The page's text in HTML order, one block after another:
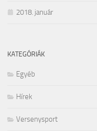
2018. január
KATEGÓRIÁK
Egyéb
Hírek
Versenysport